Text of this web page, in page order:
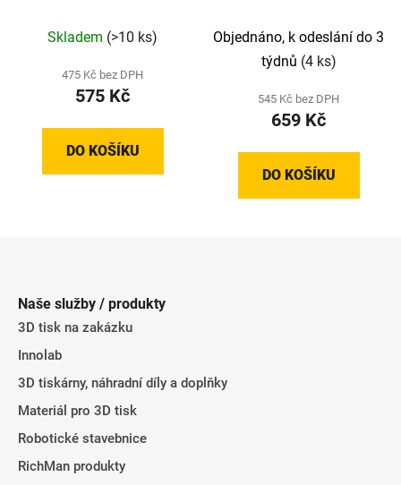
Skladem (>10 ks)
475 Kč bez DPH
575 Kč
DO KOŠÍKU
Objednáno, k odeslání do 3
týdnů (4 ks)
545 Kč bez DPH
659 Kč
DO KOŠÍKU
Naše služby / produkty
3D tisk na zakázku
Innolab
3D tiskárny, náhradní díly a doplňky
Materiál pro 3D tisk
Robotické stavebnice
RichMan produkty